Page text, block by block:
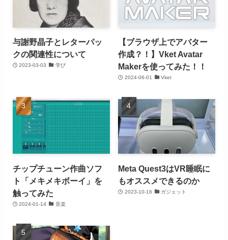
与謝野晶子とレターパッ
クの関連性について
2023-03-03 学び
【ブラウザ上でアバター
作成？！】Vket Avatar
Makerを使ってみた！！
2024-06-01 Vket
チップチューン作曲ソフ
ト「メキメキボーイ」を
触ってみた
2024-01-14 音楽
Meta Quest3はVR睡眠に
もオススメできるのか
2023-10-16 ガジェット